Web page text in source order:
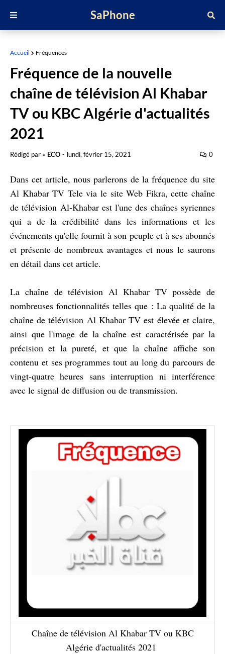
SaPhone
Accueil Fréquences
Fréquence de la nouvelle
chaîne de télévision Al Khabar
TV ou KBC Algérie d'actualités
2021
Rédigé par » ECO - lundi, février 15, 2021 0
Dans cet article, nous parlerons de la fréquence du site
Al Khabar TV Tele via le site Web Fikra, cette chaîne
de télévision Al-Khabar est l'une des chaînes syriennes
qui a de la crédibilité dans les informations et les
événements qu'elle fournit à son peuple et à ses abonnés
et présente de nombreux avantages et nous le saurons
en détail dans cet article.
La chaîne de télévision Al Khabar TV possède de
nombreuses fonctionnalités telles que : La qualité de la
chaîne de télévision Al Khabar TV est élevée et claire,
ainsi que l'image de la chaîne est caractérisée par la
précision et la pureté, et que la chaîne affiche son
contenu et ses programmes tout au long du parcours de
vingt-quatre heures sans interruption ni interférence
avec le signal de diffusion ou de transmission.
Chaîne de télévision Al Khabar TV ou KBC
Algérie d'actualités 2021